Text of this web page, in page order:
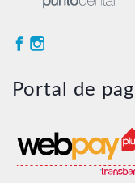
Portal de